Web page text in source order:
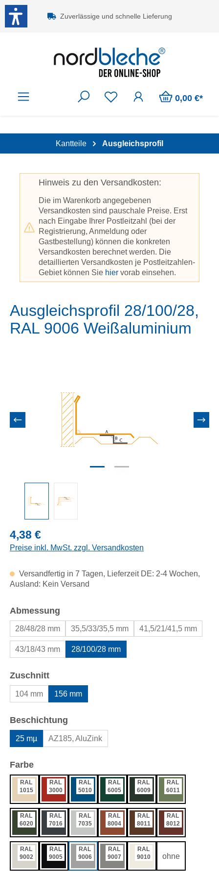
Zum Hauptinhalt springen
Zuverlässige und schnelle Lieferung
0,00 €*
Kantteile Ausgleichsprofil
Hinweis zu den Versandkosten:
Die im Warenkorb angegebenen
Versandkosten sind pauschale Preise. Erst
nach Eingabe Ihrer Postleitzahl (bei der
Registrierung, Anmeldung oder
Gastbestellung) können die konkreten
Versandkosten berechnet werden. Die
detaillierten Versandkosten je Postleitzahlen-
Gebiet können Sie hier vorab einsehen.
Ausgleichsprofil 28/100/28,
RAL 9006 Weißaluminium
Regulärer Preis:
4,38 €
Preise inkl. MwSt. zzgl. Versandkosten
Versandfertig in 7 Tagen, Lieferzeit DE: 2-4 Wochen,
Ausland: Kein Versand
Abmessung
28/48/28 mm 35,5/33/35,5 mm 41,5/21/41,5 mm
43/18/43 mm 28/100/28 mm
Zuschnittauswählen
104 mm 156 mm
Beschichtung
25 mµ AZ185, AluZink
Farbeauswählen
RAL
1015
RAL
3000
RAL
5010
RAL
6005
RAL
6009
RAL
6011
RAL
6020
RAL
7016
RAL
7035
RAL
8004
RAL
8011
RAL
8012
RAL
9002
RAL
9005
RAL
9006
RAL
9007
RAL
9010
ohne